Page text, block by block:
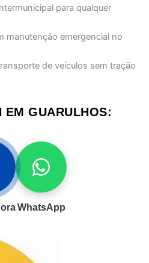
para qualquer
manutenção emergencial no
de veículos sem tração
EM GUARULHOS:
WhatsApp